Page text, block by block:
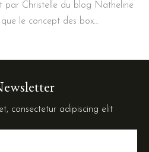
par Christelle du blog Natheline
le concept des box…
consectetur adipiscing elit